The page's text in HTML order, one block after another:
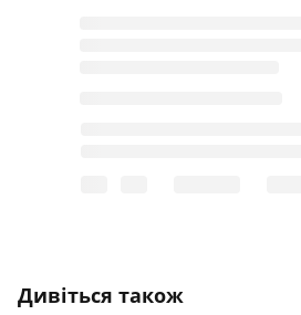
Дивіться також